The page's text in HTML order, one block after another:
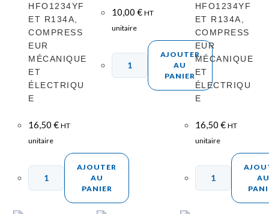
HFO1234YF
ET R134A,
COMPRESS
EUR
MÉCANIQUE
ET
ÉLECTRIQU
E
16,50€ HT
unitaire
AJOUTER
AU
PANIER
10,00 € HT
unitaire
AJOUTER
AU
PANIER
HFO1234YF
ET R134A,
COMPRESS
EUR
MÉCANIQUE
ET
ÉLECTRIQU
E
16,50 € HT
unitaire
AU